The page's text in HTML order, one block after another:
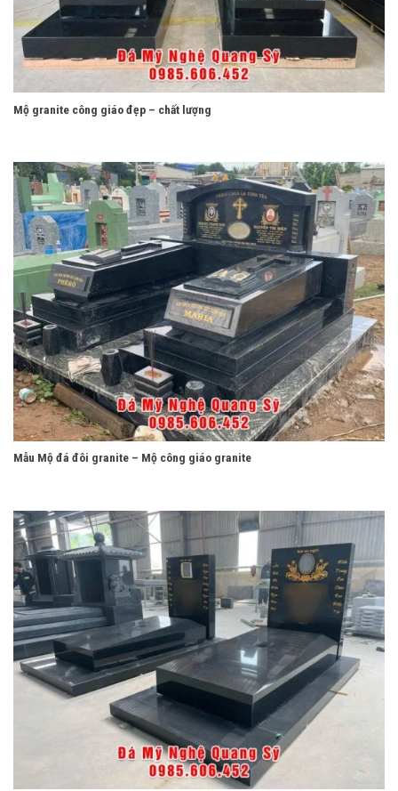
Mộ granite công giáo đẹp – chất lượng
Mẫu Mộ đá đôi granite – Mộ công giáo granite